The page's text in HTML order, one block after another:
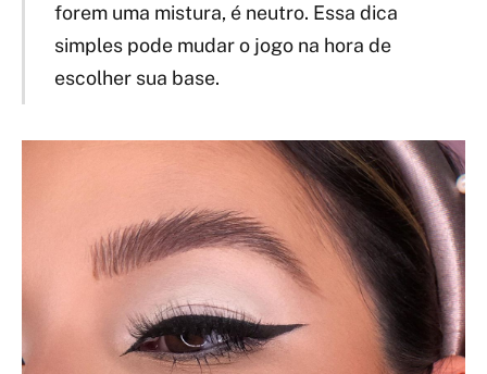
forem uma mistura, é neutro. Essa dica
simples pode mudar o jogo na hora de
escolher sua base.